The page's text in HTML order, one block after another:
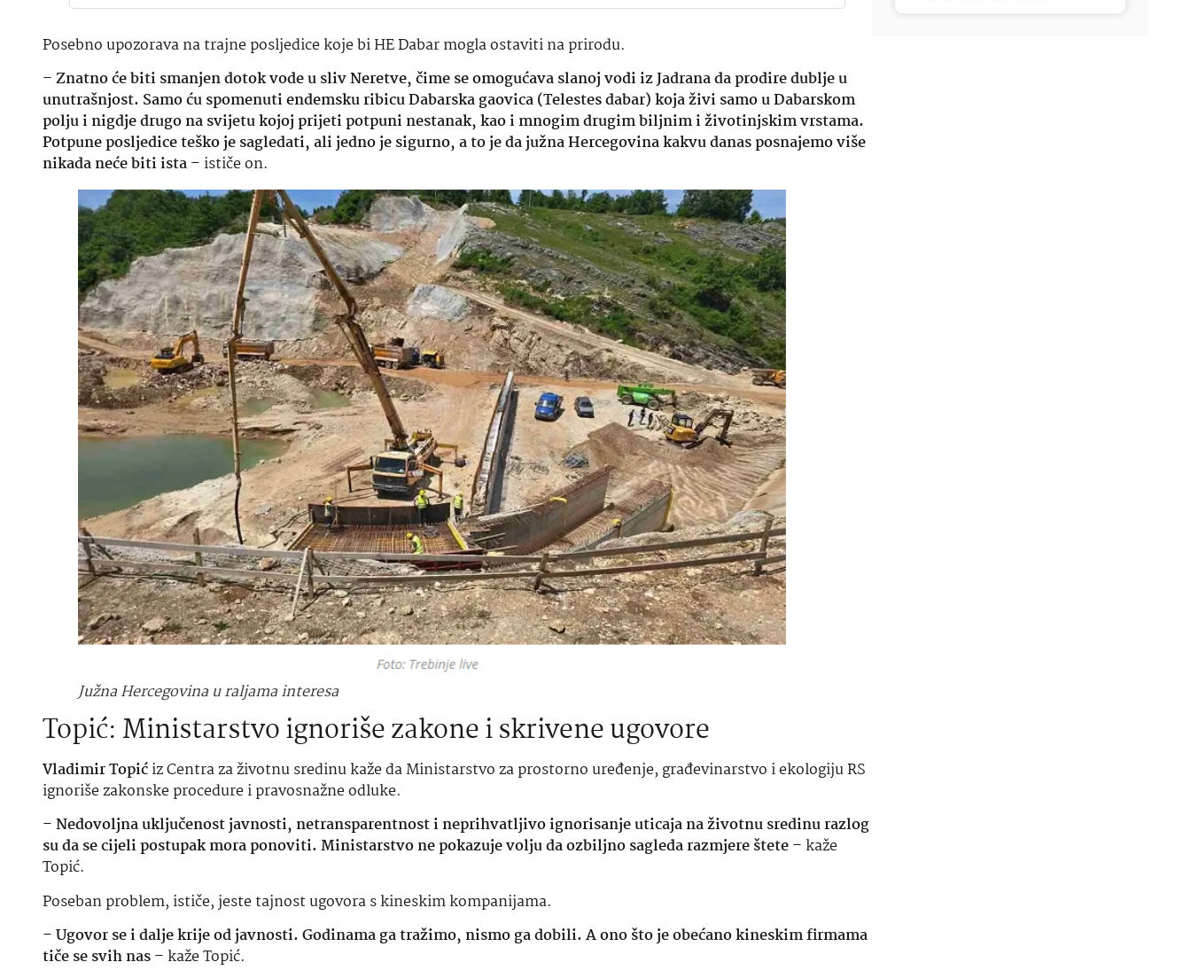
Posebno upozorava na trajne posljedice koje bi HE Dabar mogla ostaviti na prirodu.
–Znatno će biti smanjen dotok vode u sliv Neretve, čime se omogućava slanoj vodi iz Jadrana da prodire dublje u
unutrašnjost. Samo ću spomenuti endemsku ribicu Dabarska gaovica (Telestes dabar) koja živi samo u Dabarskom
polju i nigdje drugo na svijetu kojoj prijeti potpuni nestanak, kao i mnogim drugim biljnim i životinjskim vrstama.
Potpune posljedice teško je sagledati, ali jedno je sigurno, a to je da južna Hercegovina kakvu danas posnajemo više
nikada neće biti ista– ističe on.
Južna Hercegovina u raljama interesa
Topić: Ministarstvo ignoriše zakone i skrivene ugovore
Vladimir Topićiz Centra za životnu sredinu kaže da Ministarstvo za prostorno uređenje, građevinarstvo i ekologiju RS
ignoriše zakonske procedure i pravosnažne odluke.
–Nedovoljna uključenost javnosti, netransparentnost i neprihvatljivo ignorisanje uticaja na životnu sredinu razlog
su da se cijeli postupak mora ponoviti. Ministarstvo ne pokazuje volju da ozbiljno sagleda razmjere štete– kaže
Topić.
Poseban problem, ističe, jeste tajnost ugovora s kineskim kompanijama.
–Ugovor se i dalje krije od javnosti. Godinama ga tražimo, nismo ga dobili. A ono što je obećano kineskim firmama
tiče se svih nas– kaže Topić.